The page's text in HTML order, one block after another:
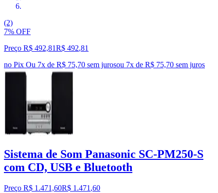
(2)
7% OFF
Preço R$ 492,81R$ 492,81
no Pix Ou 7x de R$ 75,70 sem jurosou 7x de R$ 75,70 sem juros
Sistema de Som Panasonic SC-PM250-S
com CD, USB e Bluetooth
Preço R$ 1.471,60R$ 1.471 ,60